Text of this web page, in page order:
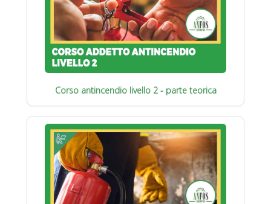
Corso antincendio livello 2 - parte teorica